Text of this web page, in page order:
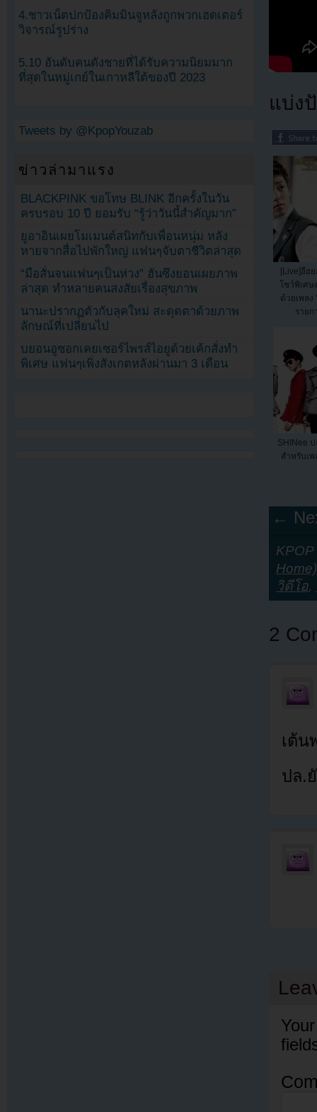
แบ่ง
[Live]อีฮ
โชว์พิเศ
ด้วยเพลง
รายก
SHINee
สำหรับเพ
←
วิดีโอ,
2
เต้น
ปล.
4.ชาวเน็ตปกป้องคิมมินจูหลังถูกพวกเฮดเตอร์
วิจารณ์รูปร่าง
5.10 อันดับคนดังชายที่ได้รับความนิยมมาก
ที่สุดในหมู่เกย์ในเกาหลีใต้ของปี 2023
Tweets by @KpopYouzab
ข่าวล่ามาแรง
BLACKPINK ขอโทษ BLINK อีกครั้งในวัน
ครบรอบ 10 ปี ยอมรับ “รู้ว่าวันนี้สำคัญมาก”
ยูอาอินเผยโมเมนต์สนิทกับเพื่อนหนุ่ม หลัง
หายจากสื่อไปพักใหญ่ แฟนๆจับตาชีวิตล่าสุด
“มือสั่นจนแฟนๆเป็นห่วง” ฮันซึงยอนเผยภาพ
ล่าสุด ทำหลายคนสงสัยเรื่องสุขภาพ
นานะปรากฏตัวกับลุคใหม่ สะดุดตาด้วยภาพ
ลักษณ์ที่เปลี่ยนไป
บยอนอูซอกเคยเซอร์ไพรส์ไอยูด้วยเค้กสั่งทำ
พิเศษ แฟนๆเพิ่งสังเกตหลังผ่านมา 3 เดือน